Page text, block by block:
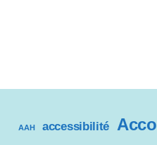
AAH accessibilité